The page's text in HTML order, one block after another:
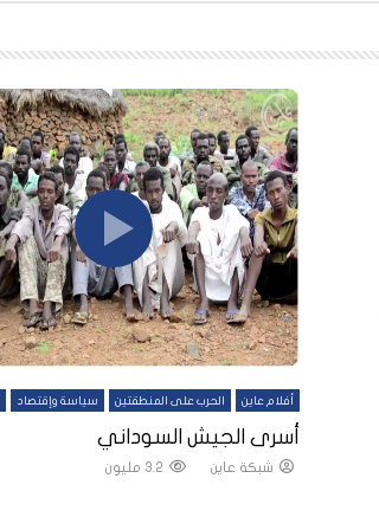
شاهد لاحقاً
أفلام عاين الحرب على المنطقتين سياسة وإقتصاد
أسرى الجيش السوداني
شبكة عاين 3.2 مليون